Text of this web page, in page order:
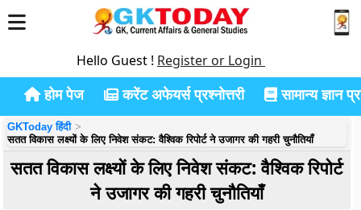
Hello Guest ! Register or Login
होम पेज करेंट अफेयर्स प्रश्नोत्तरी सामान्य ज्ञान
GKToday हिंदी
सतत विकास लक्ष्यों के लिए निवेश संकट: वैश्विक रिपोर्ट ने उजागर की गहरी चुनौतियाँ
सतत विकास लक्ष्यों के लिए निवेश संकट: वैश्विक रिपोर्ट
ने उजागर की गहरी चुनौतियाँ